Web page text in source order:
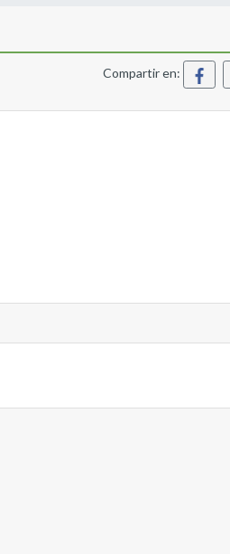
Compartir en: